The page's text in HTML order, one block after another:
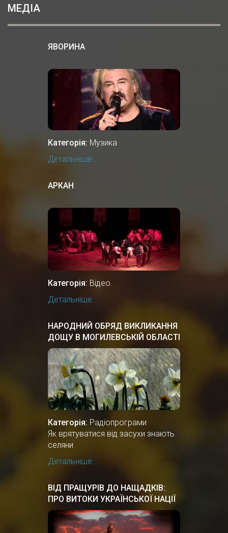
МЕДІА
ЯВОРИНА
Категорія: Музика
Детальніше...
АРКАН
Категорія: Відео
Детальніше...
НАРОДНИЙ ОБРЯД ВИКЛИКАННЯ
ДОЩУ В МОГИЛЕВСЬКІЙ ОБЛАСТІ
БІЛОЇ РУСІ
Категорія: Радіопрограми
Як врятуватися від засухи знають
селяни
Детальніше...
ВІД ПРАЩУРІВ ДО НАЩАДКІВ:
ПРО ВИТОКИ УКРАЇНСЬКОЇ НАЦІЇ